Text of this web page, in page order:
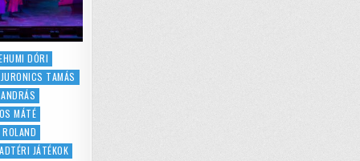
DÓRI
JURONICS TAMÁS
MÁTÉ
JÁTÉKOK